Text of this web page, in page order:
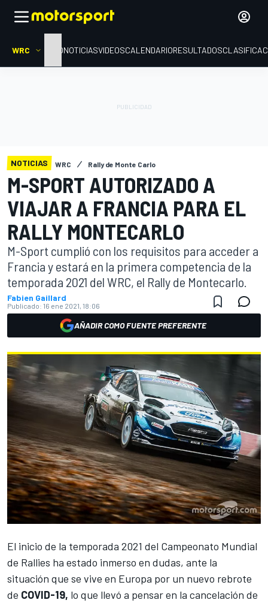
WRC INICIONOTICIASVIDEOSCALENDARIORESULTADOS
NOTICIAS WRC Rally de Monte Carlo
M-SPORT AUTORIZADO A
VIAJAR A FRANCIA PARA EL
RALLY MONTECARLO
M-Sport cumplió con los requisitos para acceder a
Francia y estará en la primera competencia de la
temporada 2021 del WRC, el Rally de Montecarlo.
Fabien Gaillard
Publicado: 16 ene 2021, 18:06
AÑADIR COMO FUENTE PREFERENTE
El inicio de la temporada 2021 del Campeonato Mundial
de Rallies ha estado inmerso en dudas, ante la
situación que se vive en Europa por un nuevo rebrote
de COVID-19, lo que llevó a pensar en la cancelación de